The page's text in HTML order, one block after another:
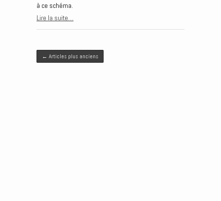
à ce schéma.
Lire la suite…
Post navigation
← Articles plus anciens